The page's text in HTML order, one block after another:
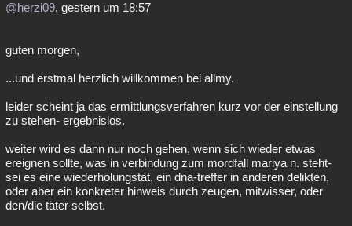
@herzi09, gestern um 18:57
guten morgen,
...und erstmal herzlich willkommen bei allmy.
leider scheint ja das ermittlungsverfahren kurz vor der einstellung
zu stehen- ergebnislos.
weiter wird es dann nur noch gehen, wenn sich wieder etwas
ereignen sollte, was in verbindung zum mordfall mariya n. steht-
sei es eine wiederholungstat, ein dna-treffer in anderen delikten,
oder aber ein konkreter hinweis durch zeugen, mitwisser, oder
den/die täter selbst.